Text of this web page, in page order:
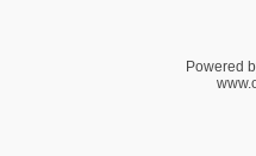
Powered